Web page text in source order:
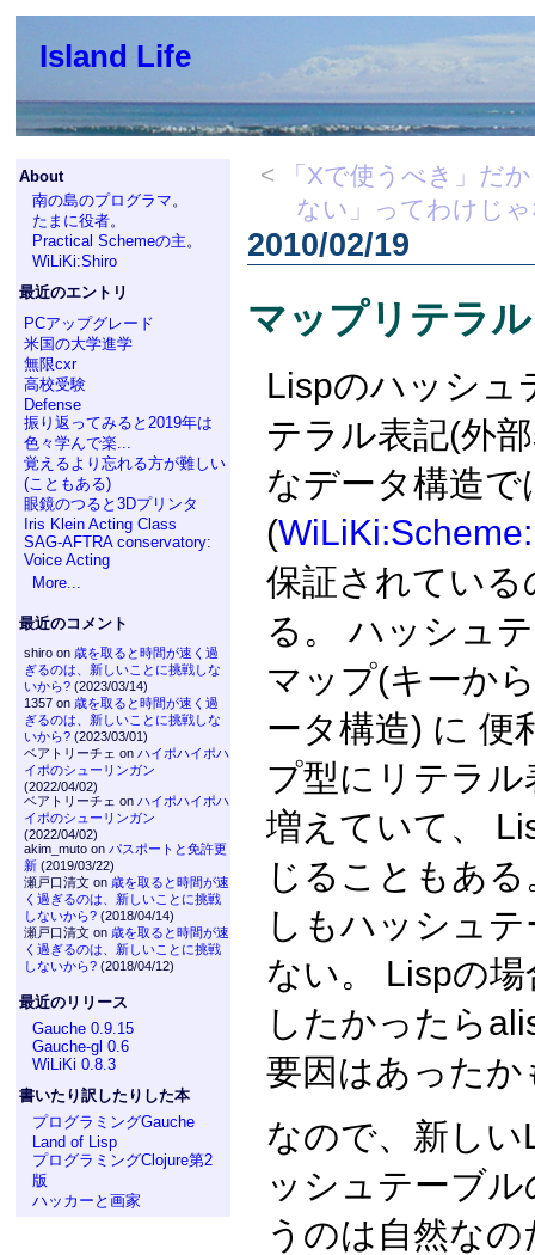
Island Life
About
南の島のプログラマ。
たまに役者。
Practical Schemeの主。
WiLiKi:Shiro
最近のエントリ
PCアップグレード
米国の大学進学
無限cxr
高校受験
Defense
振り返ってみると2019年は
色々学んで楽...
覚えるより忘れる方が難しい
(こともある)
眼鏡のつると3Dプリンタ
Iris Klein Acting Class
SAG-AFTRA conservatory:
Voice Acting
More...
最近のコメント
shiro on 歳を取ると時間が速く過
ぎるのは、新しいことに挑戦しな
いから?(2023/03/14)
1357 on 歳を取ると時間が速く過
ぎるのは、新しいことに挑戦しな
いから?(2023/03/01)
ベアトリーチェ on ハイポハイポハ
イポのシューリンガン
(2022/04/02)
ベアトリーチェ on ハイポハイポハ
イポのシューリンガン
(2022/04/02)
akim_muto on パスポートと免許更
新(2019/03/22)
瀬戸口清文 on 歳を取ると時間が速
く過ぎるのは、新しいことに挑戦
しないから?(2018/04/14)
瀬戸口清文 on 歳を取ると時間が速
く過ぎるのは、新しいことに挑戦
しないから?(2018/04/12)
最近のリリース
Gauche 0.9.15
Gauche-gl 0.6
WiLiKi 0.8.3
書いたり訳したりした本
プログラミングGauche
Land of Lisp
プログラミングClojure第2
版
ハッカーと画家
<
「Xで使うべき」だ
ない」ってわけじ
2010/02/19
マップリテラル
Lispのハッシュ
テラル表記(外
なデータ構造で
(
保証されてい
る。 ハッシュ
マップ(キーか
ータ構造) に 便
プ型にリテラ
増えていて、
じることもあ
しもハッシュ
ない。 Lispの
したかったら
要因はあった
なので、新し
ッシュテーブ
うのは自然な